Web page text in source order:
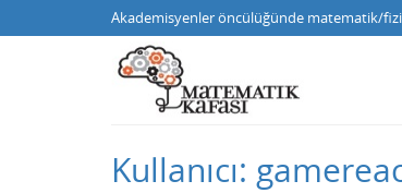
Akademisyenler öncülüğünde matematik/
Kullanıcı: